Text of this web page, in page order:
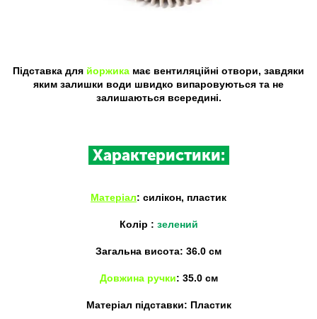
Підставка для йоржика має вентиляційні отвори, завдяки
яким залишки води швидко випаровуються та не
залишаються всередині.
Характеристики:
Матеріал: силікон, пластик
Колір : зелений
Загальна висота: 36.0 см
Довжина ручки: 35.0 см
Матеріал підставки: Пластик